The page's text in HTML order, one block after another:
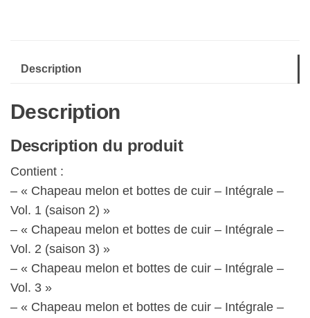
Cuir-
de
série
Description
Description
Description du produit
Contient :
– « Chapeau melon et bottes de cuir – Intégrale –
Vol. 1 (saison 2) »
– « Chapeau melon et bottes de cuir – Intégrale –
Vol. 2 (saison 3) »
– « Chapeau melon et bottes de cuir – Intégrale –
Vol. 3 »
– « Chapeau melon et bottes de cuir – Intégrale –